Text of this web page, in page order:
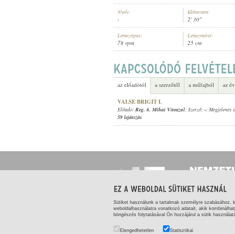
REG. 6. MIHAI VITEAZUL
Nyelv:
-
Időtartam:
2' 30"
Lemeztípus:
78 rpm
Lemezméret:
25 cm
az előadótól a szerzőtől a műfajból az
VALSE BRIGIT I.
Előadó: Reg. 6. Mihai Viteazul; Szerző: -; Megjelenés
59 lejátszás
Sütiket használunk a tartalmak személyre szabásához,
weboldalhasználatra vonatkozó adatait, akik
böngészés folytatásával Ön hozzájárul a sütik
Elengedhetetlen Statisztikai